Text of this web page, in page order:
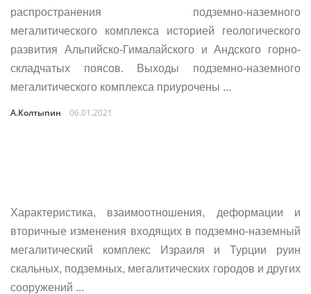
распространения подземно-наземного
мегалитического комплекса историей геологического
развития Альпийско-Гималайского и Андского горно-
складчатых поясов. Выходы подземно-наземного
мегалитического комплекса приурочены ...
А.Колтыпин 06.01.2021
Характеристика, взаимоотношения, деформации и
вторичные изменения входящих в подземно-наземный
мегалитический комплекс Израиля и Турции руин
скальных, подземных, мегалитических городов и других
сооружений ...